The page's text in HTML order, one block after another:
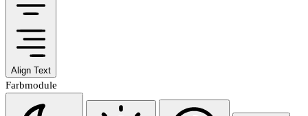
Align Text
Farbmodule